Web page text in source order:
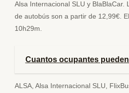
Alsa Internacional SLU y BlaBlaCar.
de autobús son a partir de 12,99€.
10h29m.
Cuantos ocupantes
ALSA, Alsa Internacional SLU,